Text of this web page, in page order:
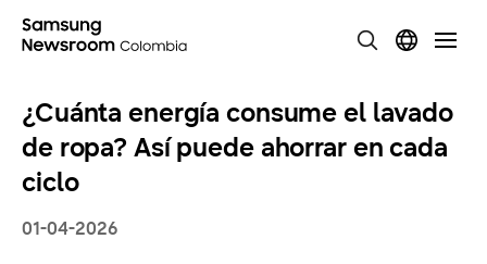
¿Cuánta energía consume el lavado
de ropa? Así puede ahorrar en cada
ciclo
01-04-2026